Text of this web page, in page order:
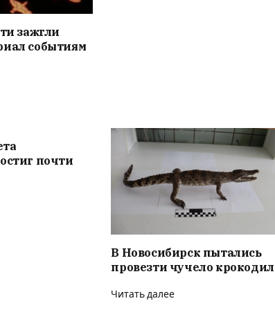
зажгли
событиям
почти
В Новосибирск пытались
провезти чучело
Читать далее